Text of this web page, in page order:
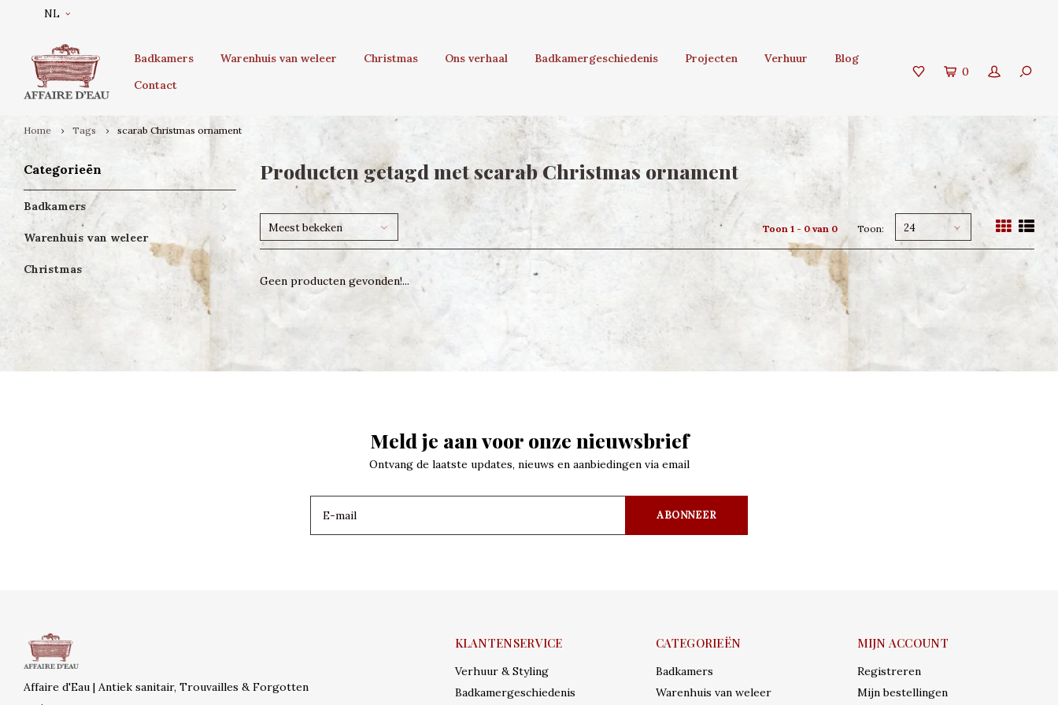
NL
Badkamers Warenhuis van weleer Christmas Ons verhaal Badkamergeschiedenis Projecten Verhuur
Blog
Contact
0
Home Tags scarab Christmas ornament
Categorieën
Badkamers
Warenhuis van weleer
Christmas
Producten getagd met scarab Christmas ornament
Meest bekeken Toon 1 - 0 van 0 Toon: 24
Geen producten gevonden!...
Meld je aan voor onze nieuwsbrief
Ontvang de laatste updates, nieuws en aanbiedingen via email
ABONNEER
Affaire d'Eau | Antiek sanitair, Trouvailles & Forgotten
KLANTENSERVICE
Verhuur & Styling
Badkamergeschiedenis
CATEGORIEËN
Badkamers
Warenhuis van weleer
MIJN ACCOUNT
Registreren
Mijn bestellingen